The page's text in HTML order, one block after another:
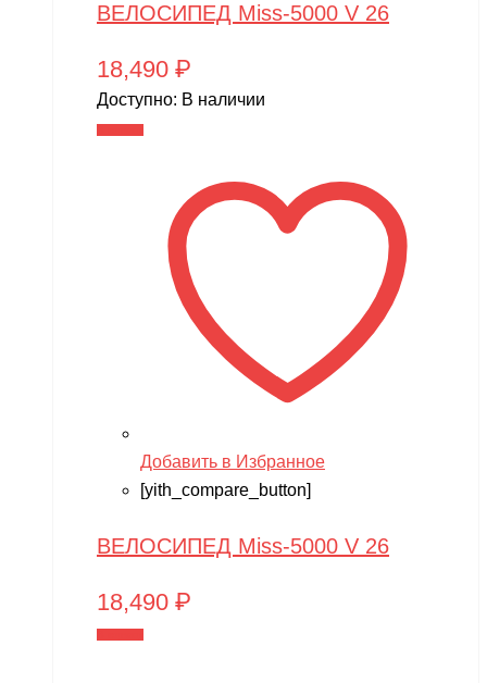
ВЕЛОСИПЕД Miss-5000 V 26
18,490 ₽
Доступно: В наличии
Добавить в Избранное
[yith_compare_button]
ВЕЛОСИПЕД Miss-5000 V 26
18,490 ₽